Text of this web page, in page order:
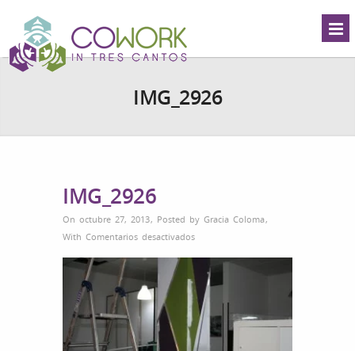
IMG_2926
IMG_2926
On octubre 27, 2013, Posted by Gracia Coloma,
With Comentarios desactivadosen